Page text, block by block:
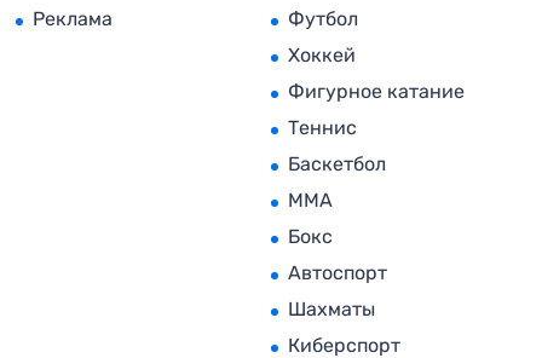
Реклама
Футбол
Хоккей
Фигурное катание
Теннис
Баскетбол
MMA
Бокс
Автоспорт
Шахматы
Киберспорт